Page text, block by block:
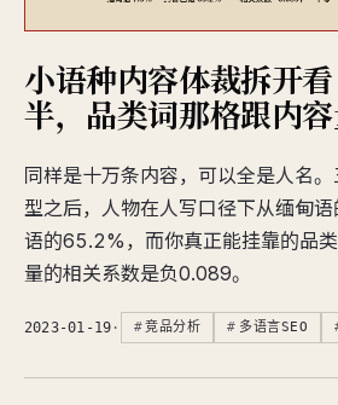
小语种内容体裁拆开
半，品类词那格跟内
同样是十万条内容，可以全是人名
型之后，人物在人写口径下从缅甸
语的65.2%，而你真正能挂靠的品
量的相关系数是负0.089。
2023-01-19 · 竞品分析 多语言SEO